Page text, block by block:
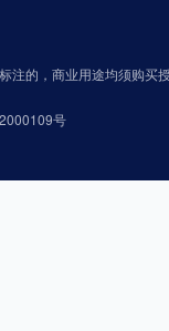
注的，商业用途均须购买
号